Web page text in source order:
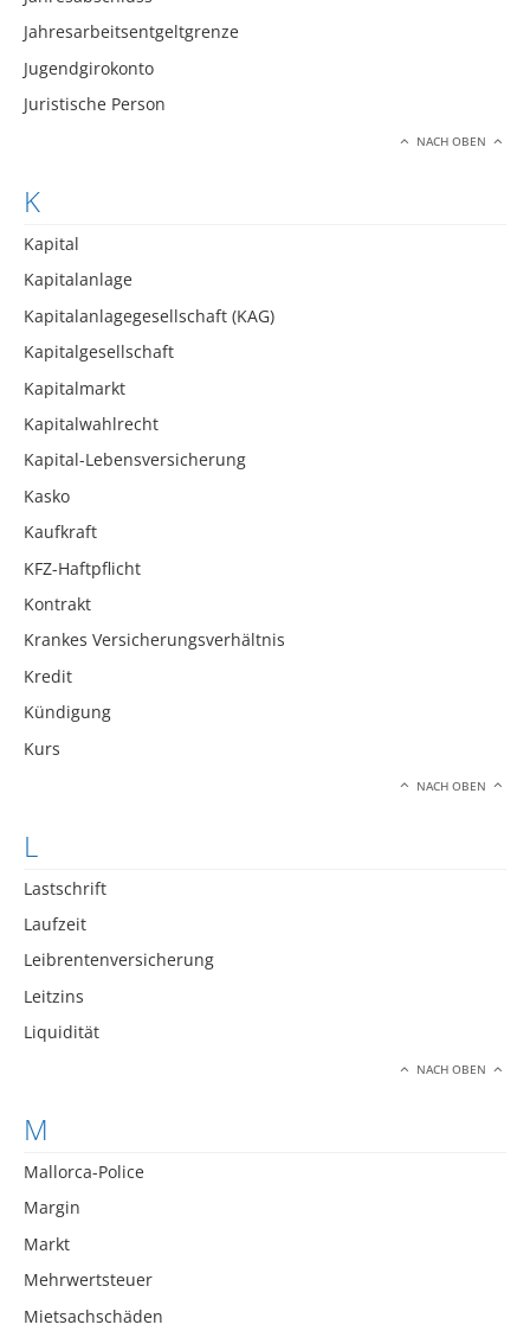
Jahresarbeitsentgeltgrenze
Jugendgirokonto
Juristische Person
NACH OBEN
K
Kapital
Kapitalanlage
Kapitalanlagegesellschaft (KAG)
Kapitalgesellschaft
Kapitalmarkt
Kapitalwahlrecht
Kapital-Lebensversicherung
Kasko
Kaufkraft
KFZ-Haftpflicht
Kontrakt
Krankes Versicherungsverhältnis
Kredit
Kündigung
Kurs
NACH OBEN
L
Lastschrift
Laufzeit
Leibrentenversicherung
Leitzins
Liquidität
NACH OBEN
M
Mallorca-Police
Margin
Markt
Mehrwertsteuer
Mietsachschäden